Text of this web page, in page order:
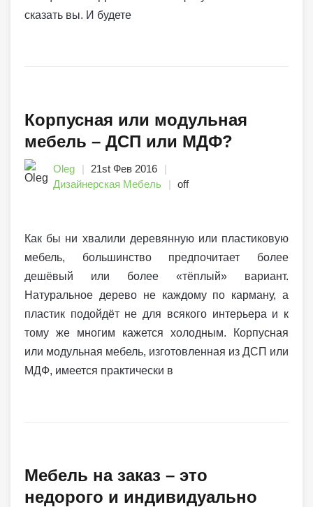
сказать вы. И будете
Корпусная или модульная
мебель – ДСП или МДФ?
Oleg
21st Фев 2016
Дизайнерская Мебель
off
Как бы ни хвалили деревянную или пластиковую
мебель, большинство предпочитает более
дешёвый или более «тёплый» вариант.
Натуральное дерево не каждому по карману, а
пластик подойдёт не для всякого интерьера и к
тому же многим кажется холодным. Корпусная
или модульная мебель, изготовленная из ДСП или
МДФ, имеется практически в
Мебель на заказ – это
недорого и индивидуально